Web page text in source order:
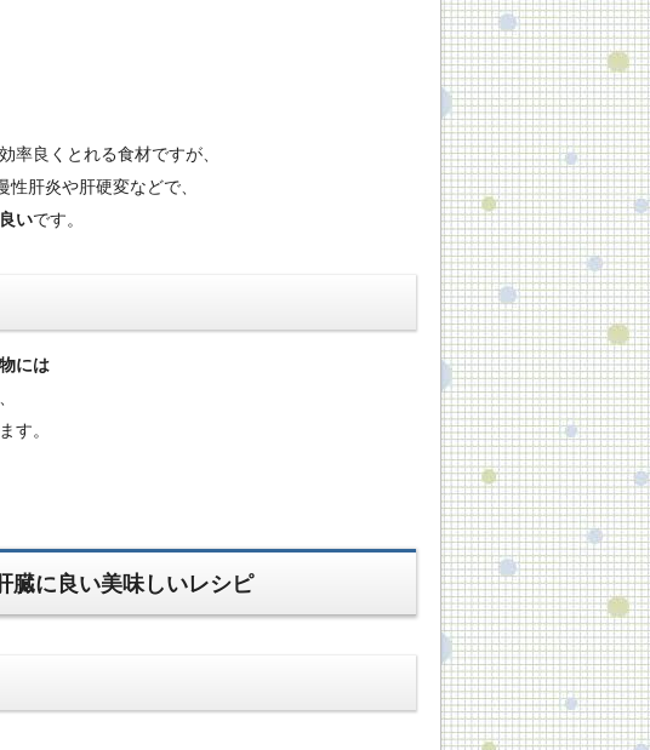
率良くとれる食材ですが、
肝炎や肝硬変などで、
いです。
には
す。
臓に良い美味しいレシピ